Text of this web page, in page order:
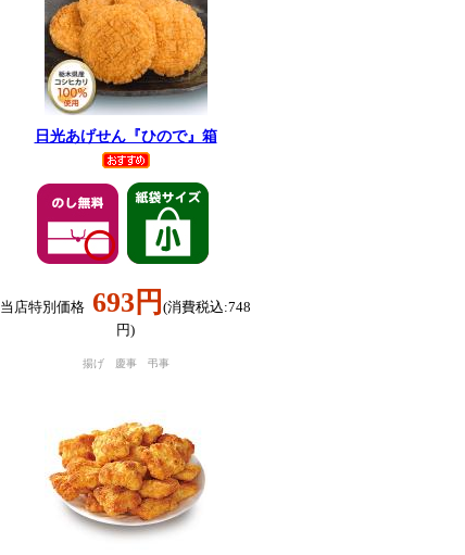
日光あげせん『ひので』箱
当店特別価格 693円 (消費税込:748
円)
揚げ 慶事 弔事